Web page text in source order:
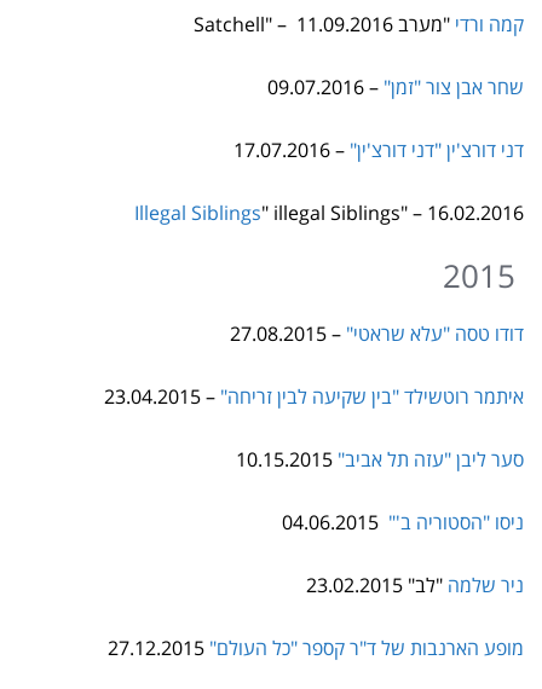
שחר אבן צור"זמן"– 09.07.2016
דני דורצ'ין"דני דורצ'ין"–
17.07.2016
Illegal Siblings" illegal Siblings" – 16.02.2016
2015
דודו טסה "עלא שראטי"
איתמר רוטשילד "בין שקיעה לבין זריחה"
סער ליבן"עזה תל אביב"10.15.2015
ניסו "הסטוריה ב'" 04.06.2015
ניר שלמה "לב" 23.02.2015
מופע הארנבות של ד"ר קספר "כל העולם"
אמיתי וילק "אמיתי וכן" 07 .11.2015